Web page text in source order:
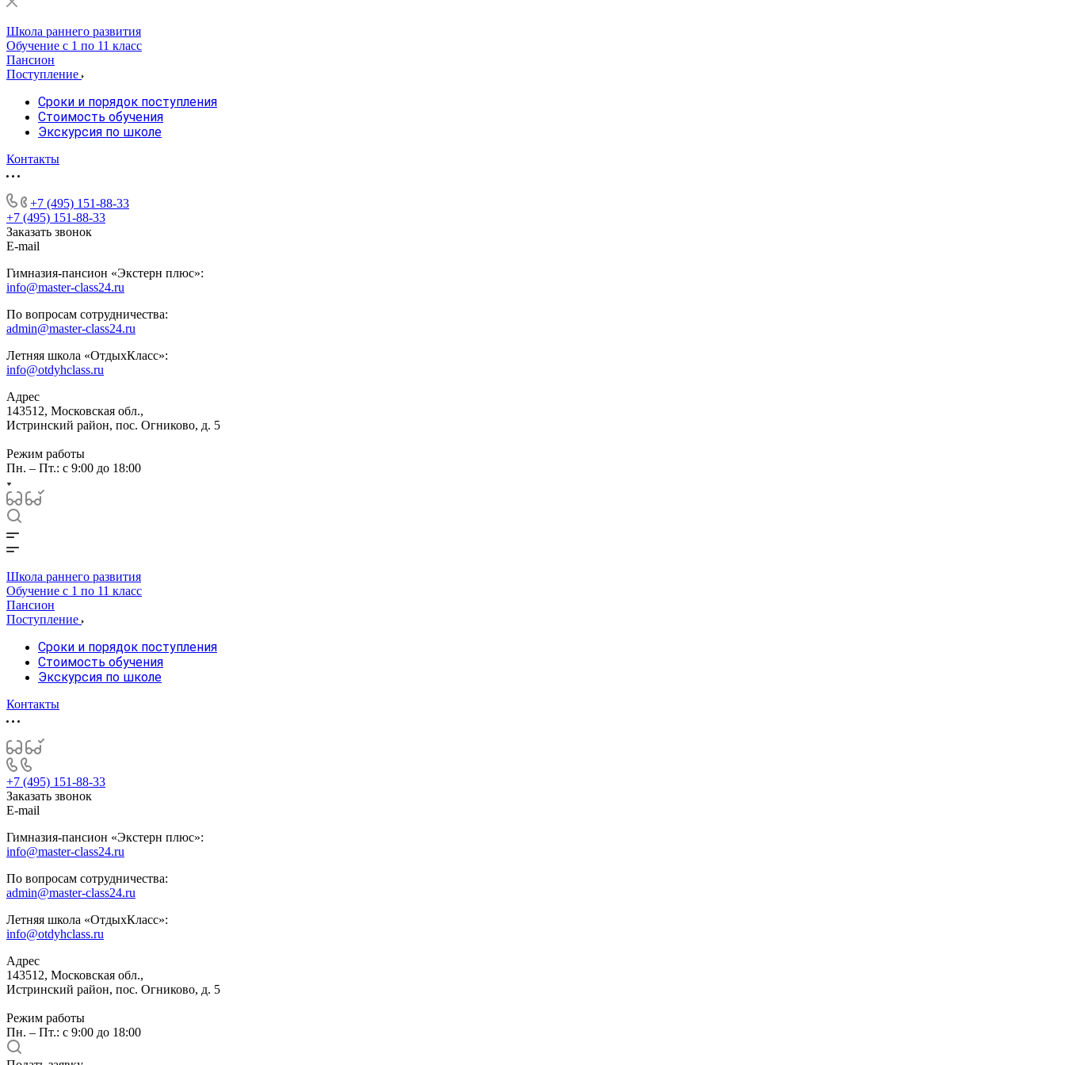
Школа раннего развития
Обучение с 1 по 11 класс
Пансион
Поступление
Сроки и порядок поступления
Стоимость обучения
Экскурсия по школе
Контакты
+7 (495) 151-88-33
+7 (495) 151-88-33
Заказать звонок
E-mail
Гимназия-пансион «Экстерн плюс»:
info@master-class24.ru
По вопросам сотрудничества:
admin@master-class24.ru
Летняя школа «ОтдыхКласс»:
info@otdyhclass.ru
Адрес
143512, Московская обл.,
Истринский район, пос. Огниково, д. 5
Режим работы
Пн. – Пт.: с 9:00 до 18:00
Школа раннего развития
Обучение с 1 по 11 класс
Пансион
Поступление
Сроки и порядок поступления
Стоимость обучения
Экскурсия по школе
Контакты
+7 (495) 151-88-33
Заказать звонок
E-mail
Гимназия-пансион «Экстерн плюс»:
info@master-class24.ru
По вопросам сотрудничества:
admin@master-class24.ru
Летняя школа «ОтдыхКласс»:
info@otdyhclass.ru
Адрес
143512, Московская обл.,
Истринский район, пос. Огниково, д. 5
Режим работы
Пн. – Пт.: с 9:00 до 18:00